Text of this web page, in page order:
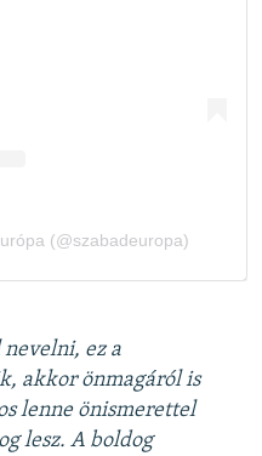
ez a
akkor önmagáról is
lenne önismerettel
lesz. A boldog